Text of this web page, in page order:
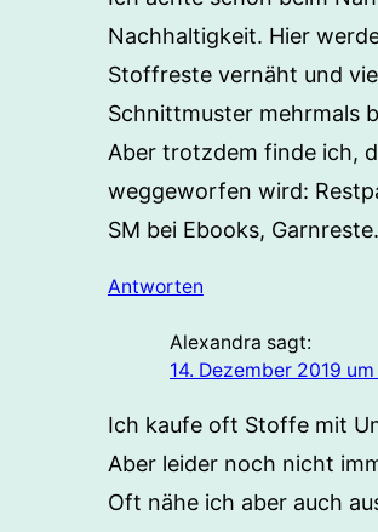
Nachhaltigkeit. Hier
Stoffreste vernäht und
Schnittmuster mehrmals
Aber trotzdem finde ich,
weggeworfen wird:
SM bei Ebooks,
Antworten
Alexandra sagt:
14. Dezember 2019
Ich kaufe oft Stoffe mit
Aber leider noch nicht
Oft nähe ich aber auch